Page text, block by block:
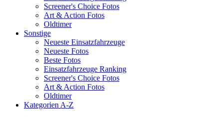
Screener's Choice Fotos
Art & Action Fotos
Oldtimer
Sonstige
Neueste Einsatzfahrzeuge
Neueste Fotos
Beste Fotos
Einsatzfahrzeuge Ranking
Screener's Choice Fotos
Art & Action Fotos
Oldtimer
Kategorien A-Z